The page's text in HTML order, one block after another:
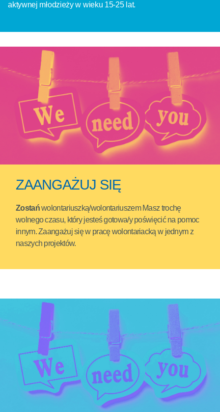
aktywnej młodzieży w wieku 15-25 lat.
ZAANGAŻUJ SIĘ
Zostańwolontariuszką/wolontariuszem Masz trochę
wolnego czasu, który jesteś gotowa/y poświęcić na pomoc
innym. Zaangażuj się w pracę wolontariacką w jednym z
naszych projektów.